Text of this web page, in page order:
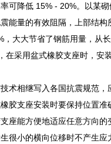
可降低 15% - 20%。以某
能量的有效阻隔，上部结
，大大节省了钢筋用量，从
在采用盆式橡胶支座时，安
术相继写入各国抗震规范
胶支座安装时要保持位置
座能方便地适应任意方向
很小的横向位移时不产生